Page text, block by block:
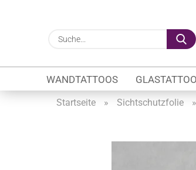
WANDTATTOOS
Startseite » Sichtschutzfolie »